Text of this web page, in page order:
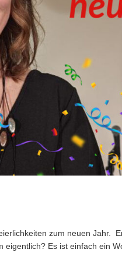
zum neuen Jahr.
eigentlich? Es ist einfach ein